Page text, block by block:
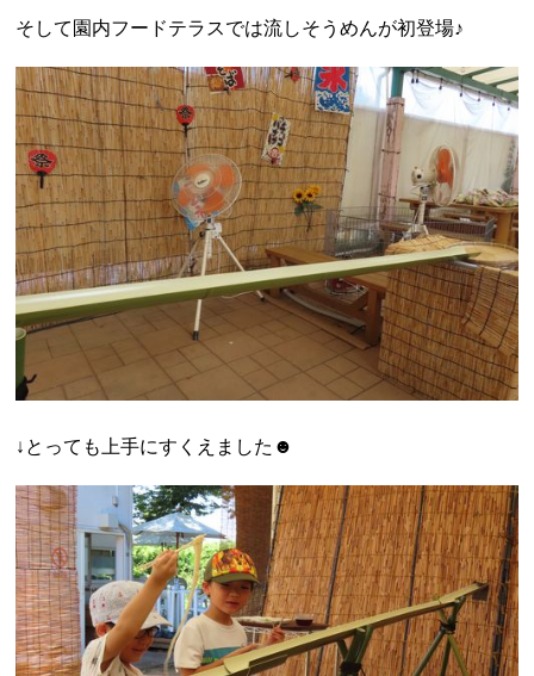
そして園内フードテラスでは流しそうめんが初登場♪
↓とっても上手にすくえました☻